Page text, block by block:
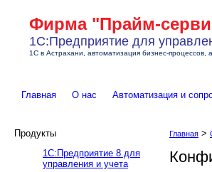
Фирма "Прайм-
1С:Предприятие для
1С в Астрахани, автоматизация бизнес-
Главная О нас Автоматизация и
Продукты
1C:Предприятие 8 для
управления и учета
Главная >